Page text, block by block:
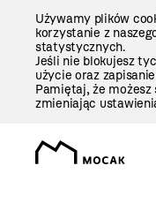
Używamy plików
korzystanie z
statystycznych.
Jeśli nie blokujesz
użycie oraz
Pamiętaj, że
zmieniając